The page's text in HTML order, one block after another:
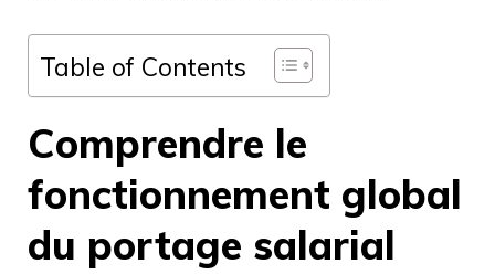
Table of Contents
Comprendre le
fonctionnement global
du portage salarial